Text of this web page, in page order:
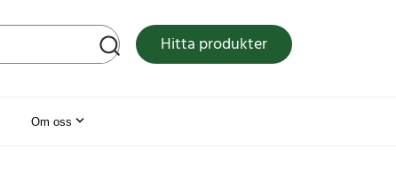
Hitta produkter
Om oss